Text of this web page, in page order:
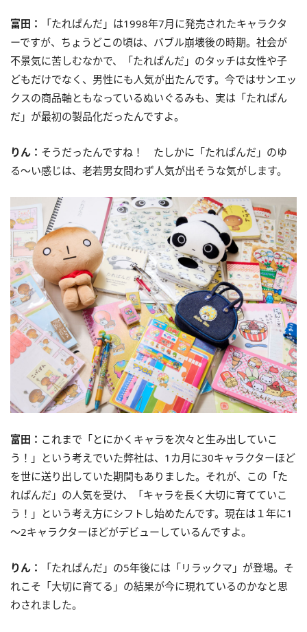
富田：
「たれぱんだ」は1998年7月に発売されたキャラクタ
ーですが、ちょうどこの頃は、バブル崩壊後の時期。社会が
不景気に苦しむなかで、「たれぱんだ」のタッチは女性や子
どもだけでなく、男性にも人気が出たんです。今ではサンエッ
クスの商品軸ともなっているぬいぐるみも、実は「たれぱん
だ」が最初の製品化だったんですよ。
りん： そうだったんですね！ たしかに「たれぱんだ」のゆ
る～い感じは、老若男女問わず人気が出そうな気がします。
富田： これまで「とにかくキャラを次々と生み出していこ
う！」という考えでいた弊社は、1カ月に30キャラクターほど
を世に送り出していた期間もありました。それが、この「た
れぱんだ」の人気を受け、「キャラを長く大切に育てていこ
う！」という考え方にシフトし始めたんです。現在は１年に1
～2キャラクターほどがデビューしているんですよ。
りん：
「たれぱんだ」の5年後には「リラックマ」が登場。そ
れこそ「大切に育てる」の結果が今に現れているのかなと思
わされました。